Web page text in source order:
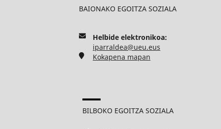
BAIONAKO EGOITZA SOZIALA
Helbide elektronikoa:
iparraldea@ueu.eus
Kokapena mapan
BILBOKO EGOITZA SOZIALA